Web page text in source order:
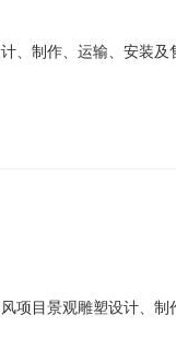
、制作、运输、安装及
分1个标段6、投标保证
项目景观雕塑设计、制
5、标段数：本工程共